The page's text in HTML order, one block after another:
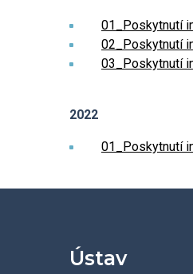
01_Poskytnutí
02_Poskytnutí
03_Poskytnutí
2022
01_Poskytnutí
Ústav